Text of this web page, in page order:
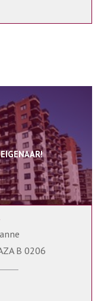
B 0206